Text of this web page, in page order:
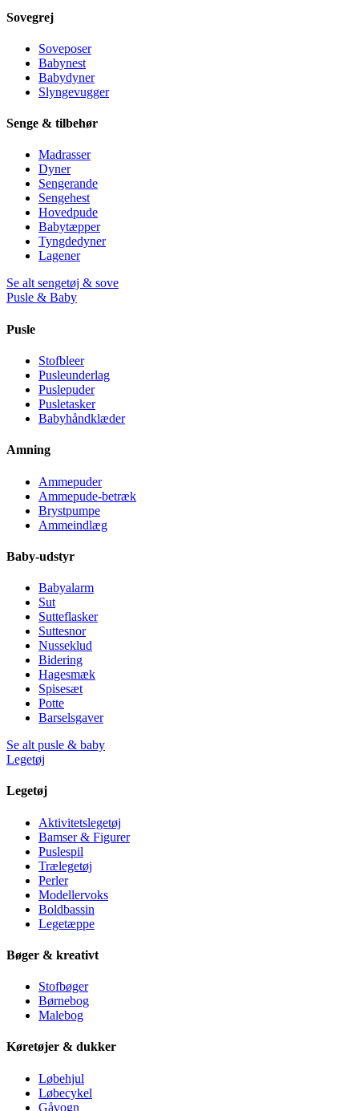
Sovegrej
Soveposer
Babynest
Babydyner
Slyngevugger
Senge & tilbehør
Madrasser
Dyner
Sengerande
Sengehest
Hovedpude
Babytæpper
Tyngdedyner
Lagener
Se alt sengetøj & sove
Pusle & Baby
Pusle
Stofbleer
Pusleunderlag
Puslepuder
Pusletasker
Babyhåndklæder
Amning
Ammepuder
Ammepude-betræk
Brystpumpe
Ammeindlæg
Baby-udstyr
Babyalarm
Sut
Sutteflasker
Suttesnor
Nusseklud
Bidering
Hagesmæk
Spisesæt
Potte
Barselsgaver
Se alt pusle & baby
Legetøj
Legetøj
Aktivitetslegetøj
Bamser & Figurer
Puslespil
Trælegetøj
Perler
Modellervoks
Boldbassin
Legetæppe
Bøger & kreativt
Stofbøger
Børnebog
Malebog
Køretøjer & dukker
Løbehjul
Løbecykel
Gåvogn